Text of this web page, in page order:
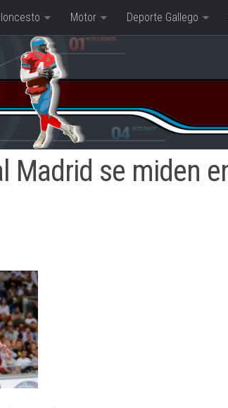
Motor Deporte Gallego
Madrid se miden